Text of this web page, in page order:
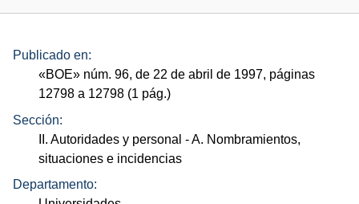
Publicado en:
«BOE» núm. 96, de 22 de abril de 1997, páginas
12798 a 12798 (1 pág.)
Sección:
II. Autoridades y personal - A. Nombramientos,
situaciones e incidencias
Departamento: